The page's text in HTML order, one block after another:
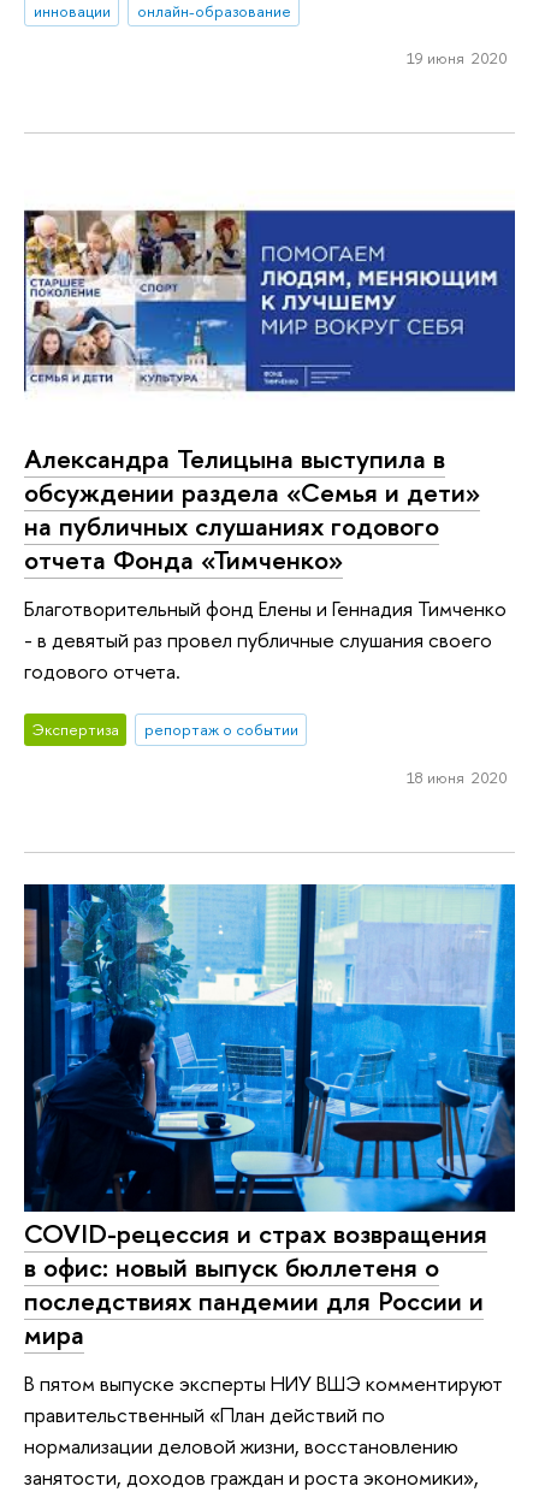
инновации онлайн-образование
19 июня 2020
Александра Телицына выступила в
обсуждении раздела «Семья и дети»
на публичных слушаниях годового
отчета Фонда «Тимченко»
Благотворительный фонд Елены и Геннадия Тимченко
- в девятый раз провел публичные слушания своего
годового отчета.
Экспертиза репортаж о событии
18 июня 2020
COVID-рецессия и страх возвращения
в офис: новый выпуск бюллетеня о
последствиях пандемии для России и
мира
В пятом выпуске эксперты НИУ ВШЭ комментируют
правительственный «План действий по
нормализации деловой жизни, восстановлению
занятости, доходов граждан и роста экономики»,